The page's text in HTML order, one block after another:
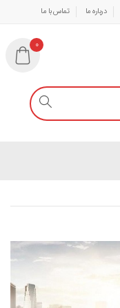
درباره ما تماس با ما
0